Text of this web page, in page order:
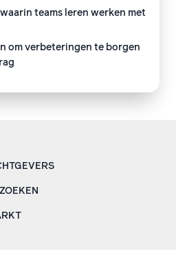
teams leren werken met
om verbeteringen te borgen